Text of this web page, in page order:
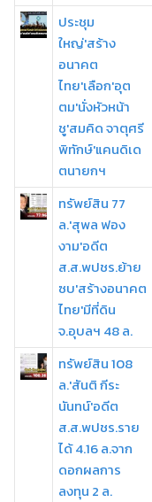
ประชุม
ใหญ่'สร้าง
อนาคต
ไทย'เลือก'อุต
ตม'นั่งหัวหน้า
ชู'สมคิด จาตุศรี
พิทักษ์'แคนดิเด
ตนายกฯ
ทรัพย์สิน 77
ล.'สุพล ฟอง
งาม'อดีต
ส.ส.พปชร.ย้าย
ซบ'สร้างอนาคต
ไทย'มีที่ดิน
จ.อุบลฯ 48 ล.
ทรัพย์สิน 108
ล.'สันติ กีระ
นันทน์'อดีต
ส.ส.พปชร.ราย
ได้ 4.16 ล.จาก
ดอกผลการ
ลงทุน 2 ล.